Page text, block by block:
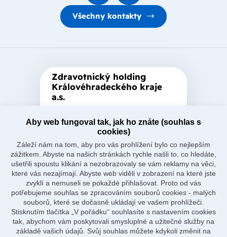
Všechny kontakty
Zdravotnický holding
Královéhradeckého kraje
a.s.
založená Královéhradeckým
krajem, který je jediným
akcionářem společnosti.
Naše nemocnice
O holdingu
Důležité odkazy
Aby web fungoval tak, jak ho znáte (souhlas s
cookies)
Záleží nám na tom, aby pro vás prohlížení bylo co nejlepším
zážitkem. Abyste na našich stránkách rychle našli to, co hledáte,
ušetřili spoustu klikání a nezobrazovaly se vám reklamy na věci,
které vás nezajímají. Abyste web viděli v zobrazení na které jste
zvyklí a nemuseli se pokaždé přihlašovat. Proto od vás
potřebujeme souhlas se zpracováním souborů cookies - malých
souborů, které se dočasně ukládají ve vašem prohlížeči.
Stisknutím tlačítka „V pořádku“ souhlasíte s nastavením cookies
tak, abychom vám poskytovali smysluplné a užitečné služby na
základě vašich údajů. Svůj souhlas můžete kdykoli změnit na